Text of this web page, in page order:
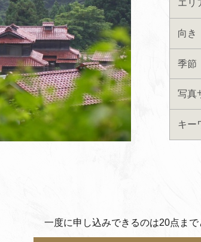
エリ
向き
季節
写真
キー
一度に申し込みできるのは20点まで